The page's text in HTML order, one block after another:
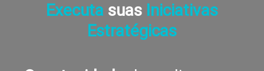
Executa suas Iniciativas
Estratégicas